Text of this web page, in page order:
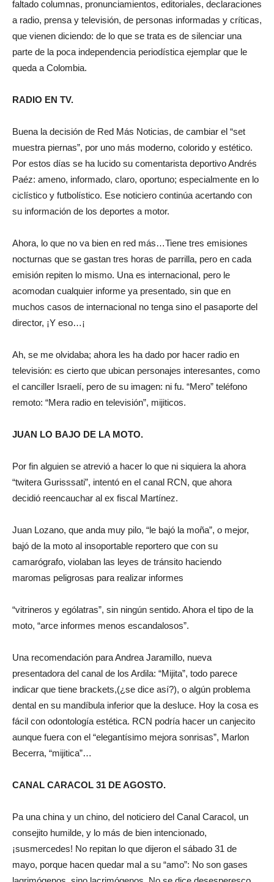
faltado columnas, pronunciamientos, editoriales, declaraciones
a radio, prensa y televisión, de personas informadas y críticas,
que vienen diciendo: de lo que se trata es de silenciar una
parte de la poca independencia periodística ejemplar que le
queda a Colombia.
RADIO EN TV.
Buena la decisión de Red Más Noticias, de cambiar el “set
muestra piernas”, por uno más moderno, colorido y estético.
Por estos días se ha lucido su comentarista deportivo Andrés
Paéz: ameno, informado, claro, oportuno; especialmente en lo
ciclístico y futbolístico. Ese noticiero continúa acertando con
su información de los deportes a motor.
Ahora, lo que no va bien en red más…Tiene tres emisiones
nocturnas que se gastan tres horas de parrilla, pero en cada
emisión repiten lo mismo. Una es internacional, pero le
acomodan cualquier informe ya presentado, sin que en
muchos casos de internacional no tenga sino el pasaporte del
director, ¡Y eso…¡
Ah, se me olvidaba; ahora les ha dado por hacer radio en
televisión: es cierto que ubican personajes interesantes, como
el canciller Israelí, pero de su imagen: ni fu. “Mero” teléfono
remoto: “Mera radio en televisión”, mijiticos.
JUAN LO BAJO DE LA MOTO.
Por fin alguien se atrevió a hacer lo que ni siquiera la ahora
“twitera Gurisssati”, intentó en el canal RCN, que ahora
decidió reencauchar al ex fiscal Martínez.
Juan Lozano, que anda muy pilo, “le bajó la moña”, o mejor,
bajó de la moto al insoportable reportero que con su
camarógrafo, violaban las leyes de tránsito haciendo
maromas peligrosas para realizar informes
“vitrineros y ególatras”, sin ningún sentido. Ahora el tipo de la
moto, “arce informes menos escandalosos”.
Una recomendación para Andrea Jaramillo, nueva
presentadora del canal de los Ardila: “Mijita”, todo parece
indicar que tiene brackets,(¿se dice así?), o algún problema
dental en su mandíbula inferior que la desluce. Hoy la cosa es
fácil con odontología estética. RCN podría hacer un canjecito
aunque fuera con el “elegantísimo mejora sonrisas”, Marlon
Becerra, “mijitica”…
CANAL CARACOL 31 DE AGOSTO.
Pa una china y un chino, del noticiero del Canal Caracol, un
consejito humilde, y lo más de bien intencionado,
¡susmercedes! No repitan lo que dijeron el sábado 31 de
mayo, porque hacen quedar mal a su “amo”: No son gases